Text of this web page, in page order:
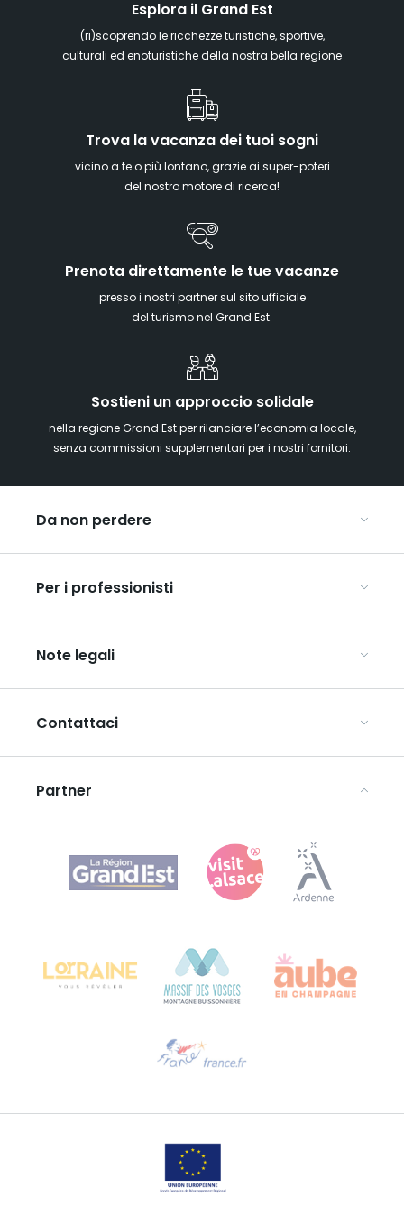
Esplora il Grand Est
(ri)scoprendo le ricchezze turistiche, sportive,
culturali ed enoturistiche della nostra bella regione
Trova la vacanza dei tuoi sogni
vicino a te o più lontano, grazie ai super-poteri
del nostro motore di ricerca!
Prenota direttamente le tue vacanze
presso i nostri partner sul sito ufficiale
del turismo nel Grand Est.
Sostieni un approccio solidale
nella regione Grand Est per rilanciare l’economia locale,
senza commissioni supplementari per i nostri fornitori.
Da non perdere
Alsazia
Ardenne
Champagne
Per i professionisti
Organizzate il vostro viaggio di gruppo
Scopri l’ART GE
Mediaroom
Note legali
Informativa sulla privacy
Avvertenze legali
Contattaci
Agence Régionale du Tourisme Grand Est
Bureau de Colmar (sede operativa)
Contattaci per e-mail
Partner